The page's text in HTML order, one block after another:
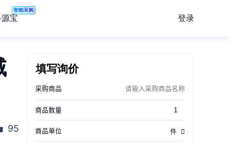
宝
智能采购
登录
95
填写询价